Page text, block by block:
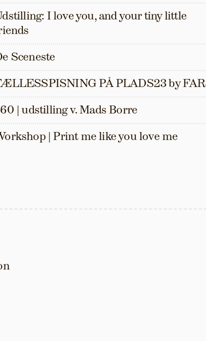
I love you, and your tiny little
Sceneste
PÅ PLADS23 by FAR
| udstilling v. Mads Borre
| Print me like you love me